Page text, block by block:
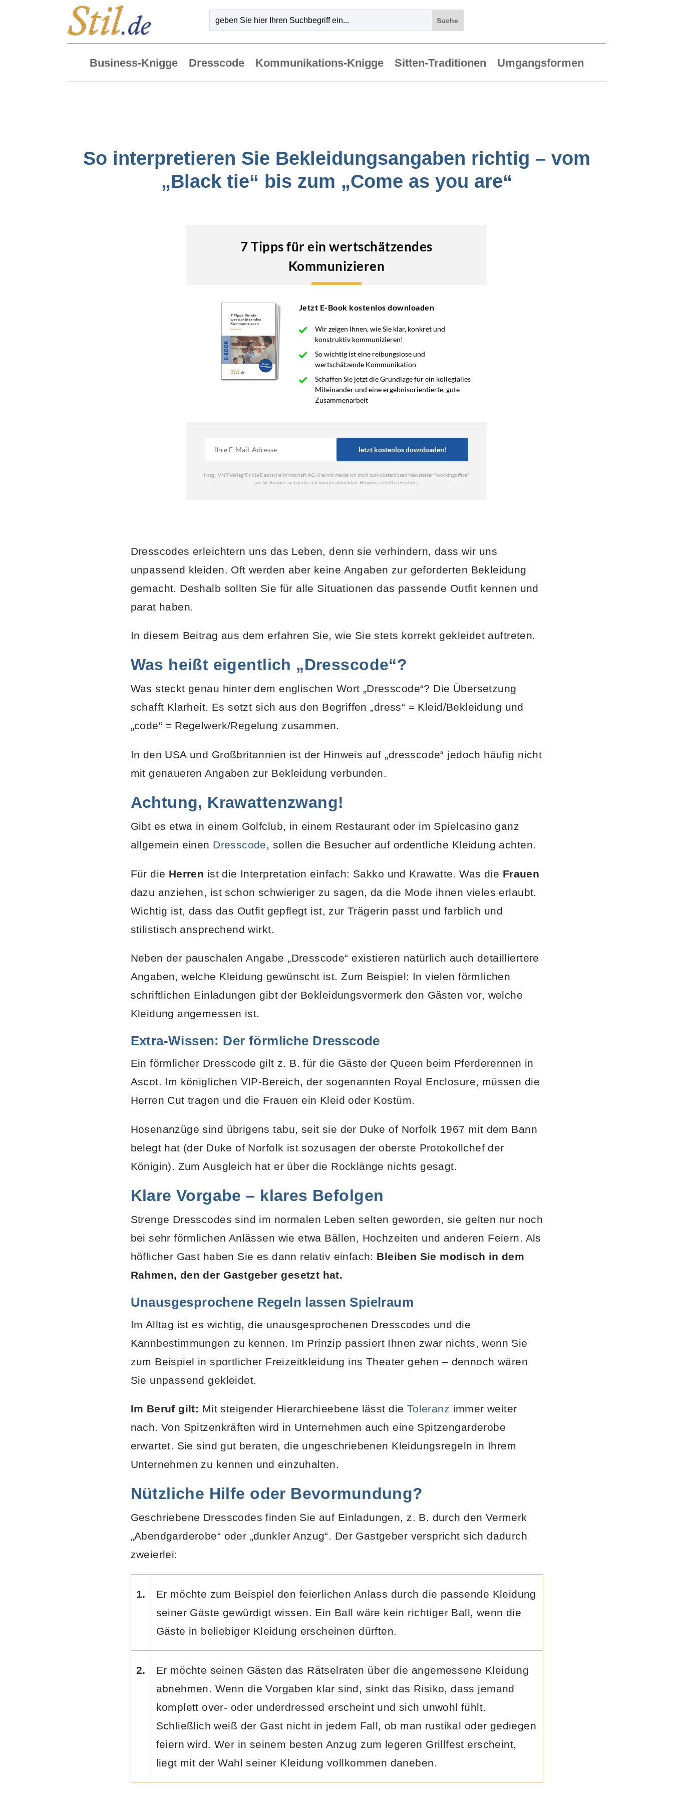
Business-Knigge Dresscode Kommunikations-Knigge Sitten-Traditionen Umgangsformen
So interpretieren Sie Bekleidungsangaben richtig – vom
„Black tie“ bis zum „Come as you are“
Dresscodes erleichtern uns das Leben, denn sie verhindern, dass wir uns
unpassend kleiden. Oft werden aber keine Angaben zur geforderten Bekleidung
gemacht. Deshalb sollten Sie für alle Situationen das passende Outfit kennen und
parat haben.
In diesem Beitrag aus dem erfahren Sie, wie Sie stets korrekt gekleidet auftreten.
Was heißt eigentlich „Dresscode“?
Was steckt genau hinter dem englischen Wort „Dresscode“? Die Übersetzung
schafft Klarheit. Es setzt sich aus den Begriffen „dress“ = Kleid/Bekleidung und
„code“ = Regelwerk/Regelung zusammen.
In den USA und Großbritannien ist der Hinweis auf „dresscode“ jedoch häufig nicht
mit genaueren Angaben zur Bekleidung verbunden.
Achtung, Krawattenzwang!
Gibt es etwa in einem Golfclub, in einem Restaurant oder im Spielcasino ganz
allgemein einen Dresscode, sollen die Besucher auf ordentliche Kleidung achten.
Für die Herren ist die Interpretation einfach: Sakko und Krawatte. Was die Frauen
dazu anziehen, ist schon schwieriger zu sagen, da die Mode ihnen vieles erlaubt.
Wichtig ist, dass das Outfit gepflegt ist, zur Trägerin passt und farblich und
stilistisch ansprechend wirkt.
Neben der pauschalen Angabe „Dresscode“ existieren natürlich auch detailliertere
Angaben, welche Kleidung gewünscht ist. Zum Beispiel: In vielen förmlichen
schriftlichen Einladungen gibt der Bekleidungsvermerk den Gästen vor, welche
Kleidung angemessen ist.
Extra-Wissen: Der förmliche Dresscode
Ein förmlicher Dresscode gilt z. B. für die Gäste der Queen beim Pferderennen in
Ascot. Im königlichen VIP-Bereich, der sogenannten Royal Enclosure, müssen die
Herren Cut tragen und die Frauen ein Kleid oder Kostüm.
Hosenanzüge sind übrigens tabu, seit sie der Duke of Norfolk 1967 mit dem Bann
belegt hat (der Duke of Norfolk ist sozusagen der oberste Protokollchef der
Königin). Zum Ausgleich hat er über die Rocklänge nichts gesagt.
Klare Vorgabe – klares Befolgen
Strenge Dresscodes sind im normalen Leben selten geworden, sie gelten nur noch
bei sehr förmlichen Anlässen wie etwa Bällen, Hochzeiten und anderen Feiern. Als
höflicher Gast haben Sie es dann relativ einfach: Bleiben Sie modisch in dem
Rahmen, den der Gastgeber gesetzt hat.
Unausgesprochene Regeln lassen Spielraum
Im Alltag ist es wichtig, die unausgesprochenen Dresscodes und die
Kannbestimmungen zu kennen. Im Prinzip passiert Ihnen zwar nichts, wenn Sie
zum Beispiel in sportlicher Freizeitkleidung ins Theater gehen – dennoch wären
Sie unpassend gekleidet.
Im Beruf gilt: Mit steigender Hierarchieebene lässt die Toleranz immer weiter
nach. Von Spitzenkräften wird in Unternehmen auch eine Spitzengarderobe
erwartet. Sie sind gut beraten, die ungeschriebenen Kleidungsregeln in Ihrem
Unternehmen zu kennen und einzuhalten.
Nützliche Hilfe oder Bevormundung?
Geschriebene Dresscodes finden Sie auf Einladungen, z. B. durch den Vermerk
„Abendgarderobe“ oder „dunkler Anzug“. Der Gastgeber verspricht sich dadurch
zweierlei:
1.
Er möchte zum Beispiel den feierlichen Anlass durch die passende Kleidung
seiner Gäste gewürdigt wissen. Ein Ball wäre kein richtiger Ball, wenn die
Gäste in beliebiger Kleidung erscheinen dürften.
2.
Er möchte seinen Gästen das Rätselraten über die angemessene Kleidung
abnehmen. Wenn die Vorgaben klar sind, sinkt das Risiko, dass jemand
komplett over- oder underdressed erscheint und sich unwohl fühlt.
Schließlich weiß der Gast nicht in jedem Fall, ob man rustikal oder gediegen
feiern wird. Wer in seinem besten Anzug zum legeren Grillfest erscheint,
liegt mit der Wahl seiner Kleidung vollkommen daneben.